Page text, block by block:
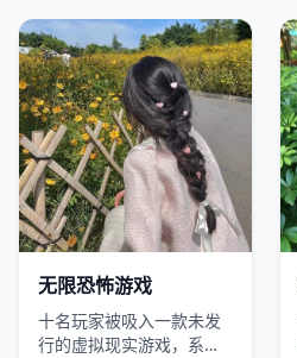
无限恐怖游戏
十名玩家被吸入一款未发
行的虚拟现实游戏，系统